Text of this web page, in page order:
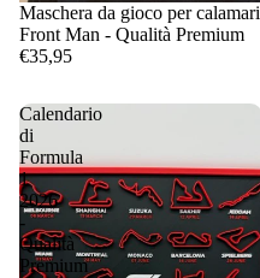
Maschera da gioco per calamari
Front Man - Qualità Premium
€35,95
Calendario
di
Formula
1
2026
-
Qualità
Premium